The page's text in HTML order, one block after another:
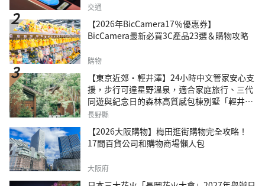
交通
【2026年BicCamera17％優惠券】
BicCamera最新必買3C產品23選＆購物攻略
購物
【東京近郊・輕井澤】24小時中文管家安心支
援，步行可達星野溫泉，適合家庭旅行、三代
同遊與紀念日的森林高質感包棟別墅「輕井澤
森四季VILLA」
長野縣
【2026大阪購物】梅田逛街購物完全攻略！
17間百貨公司和購物商場懶人包
大阪府